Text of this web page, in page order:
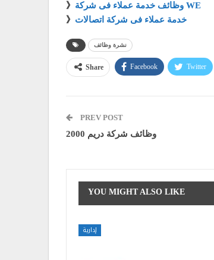
》
وظائف خدمة عملاء فى شركة WE
》 خدمة عملاء فى شركة اتصالات
نشرة وظائف
Share Facebook Twitter
PREV POST
وظائف شركة دريم 2000
YOU MIGHT ALSO LIKE
إدارية